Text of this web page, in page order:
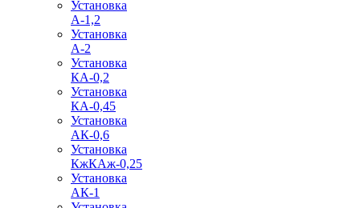
Установка
А-1,2
Установка
А-2
Установка
КА-0,2
Установка
КА-0,45
Установка
АК-0,6
Установка
КжКАж-0,25
Установка
АК-1